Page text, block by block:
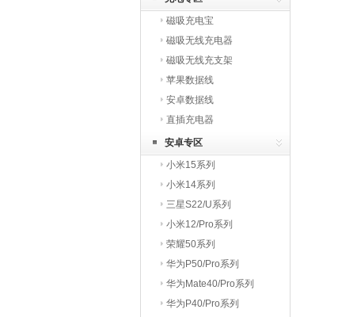
磁吸充电宝
磁吸无线充电器
磁吸无线充支架
苹果数据线
安卓数据线
直插充电器
安卓专区
小米15系列
小米14系列
三星S22/U系列
小米12/Pro系列
荣耀50系列
华为P50/Pro系列
华为Mate40/Pro系列
华为P40/Pro系列